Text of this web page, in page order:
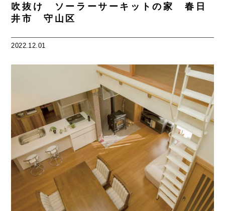
吹抜け ソーラーサーキットの家 春日
井市 守山区
2022.12.01